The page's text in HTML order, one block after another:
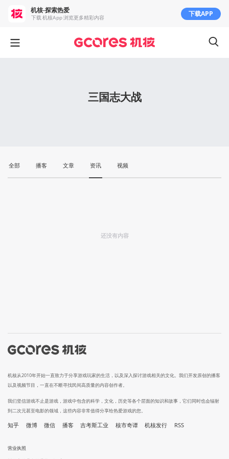
三国志大战
全部 播客 文章 资讯 视频
还没有内容
机核从2010年开始一直致力于分享游戏玩家的生活，以及深入探讨游戏相关的文化。我们开发原创的播客
以及视频节目，一直在不断寻找民间高质量的内容创作者。
我们坚信游戏不止是游戏，游戏中包含的科学，文化，历史等各个层面的知识和故事，它们同时也会辐射
到二次元甚至电影的领域，这些内容非常值得分享给热爱游戏的您。
知乎 微博 微信 播客 吉考斯工业 核市奇谭 机核发行 RSS
营业执照
机核-探索热爱
下载 机核App 浏览更多精彩内容 下载APP